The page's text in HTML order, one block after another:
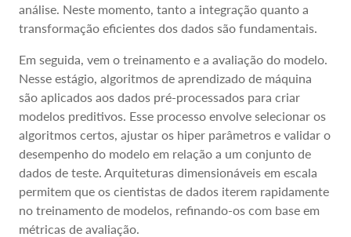
análise. Neste momento, tanto a integração quanto a
transformação eficientes dos dados são fundamentais.
Em seguida, vem o treinamento e a avaliação do modelo.
Nesse estágio, algoritmos de aprendizado de máquina
são aplicados aos dados pré-processados para criar
modelos preditivos. Esse processo envolve selecionar os
algoritmos certos, ajustar os hiper parâmetros e validar o
desempenho do modelo em relação a um conjunto de
dados de teste. Arquiteturas dimensionáveis em escala
permitem que os cientistas de dados iterem rapidamente
no treinamento de modelos, refinando-os com base em
métricas de avaliação.